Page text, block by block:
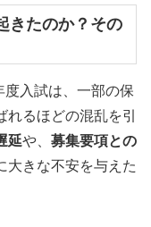
きたのか？その
入試は、一部の保
るほどの混乱を引
延や、 募集要項との
大きな不安を与えた